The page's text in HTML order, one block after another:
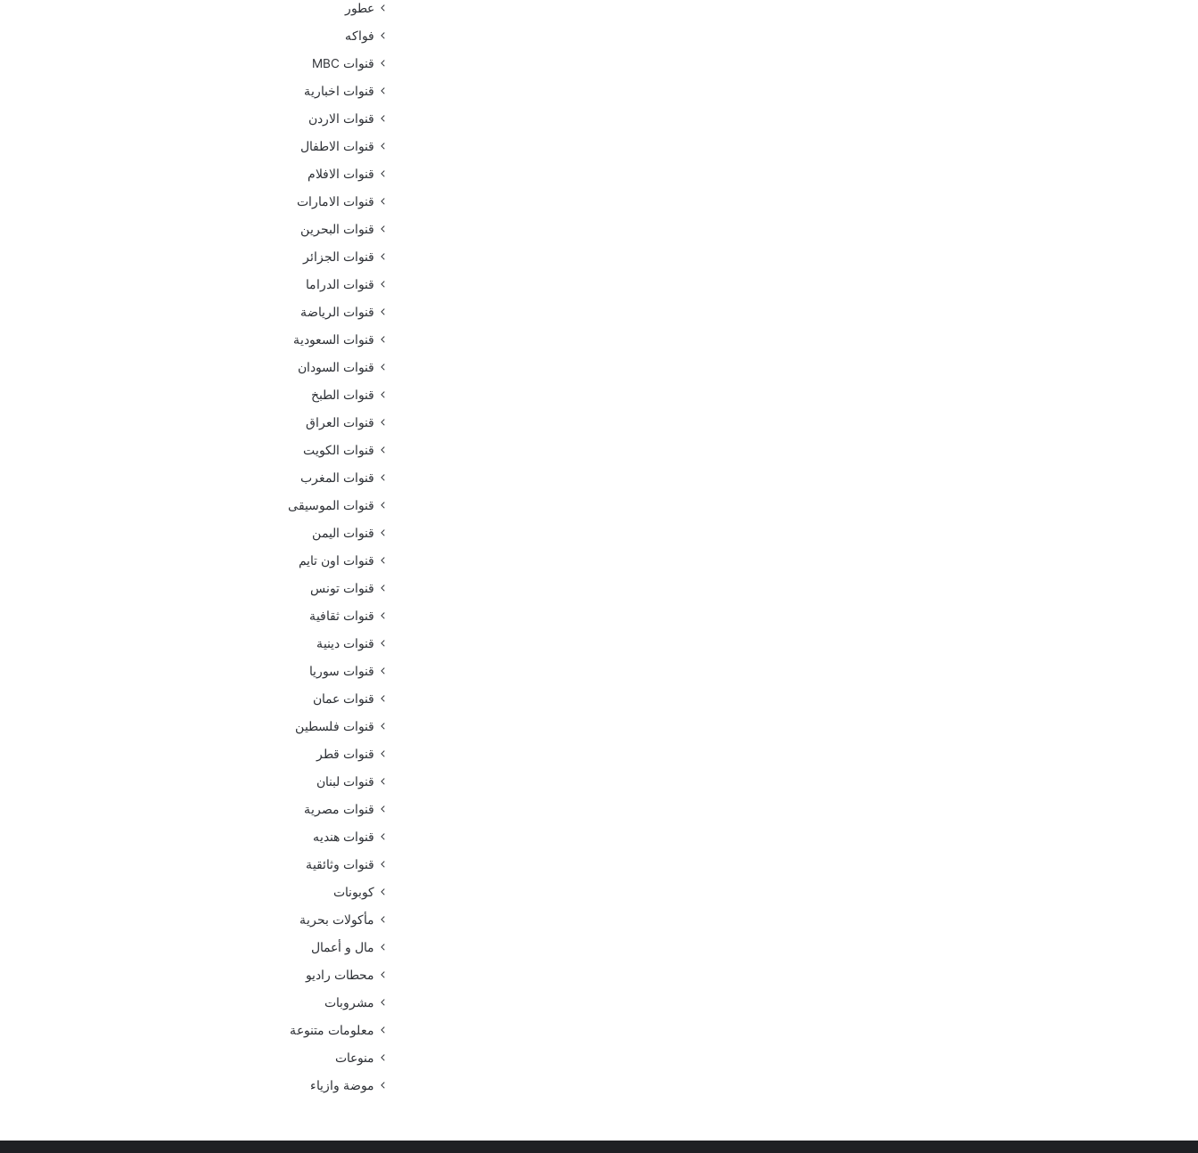
عطور
فواكه
قنوات MBC
قنوات اخبارية
قنوات الاردن
قنوات الاطفال
قنوات الافلام
قنوات الامارات
قنوات البحرين
قنوات الجزائر
قنوات الدراما
قنوات الرياضة
قنوات السعودية
قنوات السودان
قنوات الطبخ
قنوات العراق
قنوات الكويت
قنوات المغرب
قنوات الموسيقى
قنوات اليمن
قنوات اون تايم
قنوات تونس
قنوات ثقافية
قنوات دينية
قنوات سوريا
قنوات عمان
قنوات فلسطين
قنوات قطر
قنوات لبنان
قنوات مصرية
قنوات هنديه
قنوات وثائقية
كوبونات
مأكولات بحرية
مال و أعمال
محطات راديو
مشروبات
معلومات متنوعة
منوعات
موضة وازياء